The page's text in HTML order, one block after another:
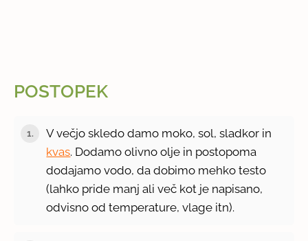
POSTOPEK
1.
V večjo skledo damo moko, sol, sladkor in
kvas. Dodamo olivno olje in postopoma
dodajamo vodo, da dobimo mehko testo
(lahko pride manj ali več kot je napisano,
odvisno od temperature, vlage itn).